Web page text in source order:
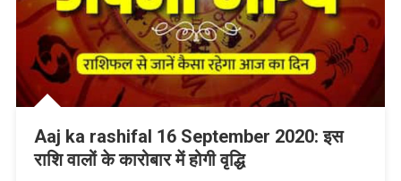
Aaj ka rashifal 16 September 2020: इस
राशि वालों के कारोबार में होगी वृद्धि